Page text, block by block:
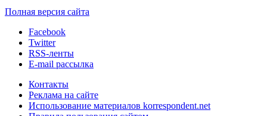
Полная версия сайта
Facebook
Twitter
RSS-ленты
E-mail рассылка
Контакты
Реклама на сайте
Использование материалов korrespondent.net